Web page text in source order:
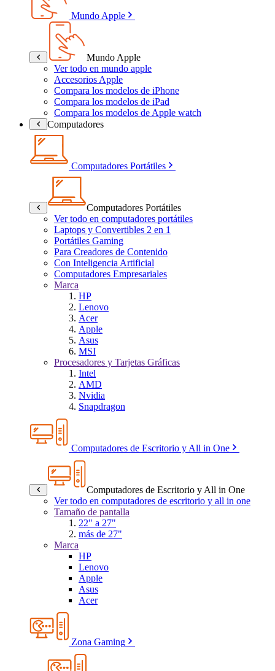
Mundo Apple
Mundo Apple
Ver todo en mundo apple
Accesorios Apple
Compara los modelos de iPhone
Compara los modelos de iPad
Compara los modelos de Apple watch
Computadores
Computadores Portátiles
Computadores Portátiles
Ver todo en computadores portátiles
Laptops y Convertibles 2 en 1
Portátiles Gaming
Para Creadores de Contenido
Con Inteligencia Artificial
Computadores Empresariales
Marca
HP
Lenovo
Acer
Apple
Asus
MSI
Procesadores y Tarjetas Gráficas
Intel
AMD
Nvidia
Snapdragon
Computadores de Escritorio y All in One
Computadores de Escritorio y All in One
Ver todo en computadores de escritorio y all in one
Tamaño de pantalla
22" a 27"
más de 27"
Marca
HP
Lenovo
Apple
Asus
Acer
Zona Gaming